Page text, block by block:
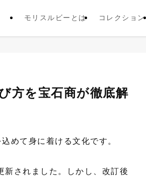
モリスルビーとは コレクション
方を宝石商が徹底解
めて身に着ける文化です。
新されました。しかし、改訂後